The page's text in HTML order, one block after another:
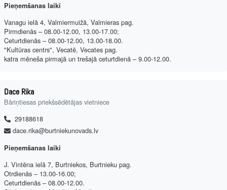
Pieņemšanas laiki
Vanagu ielā 4, Valmiermuižā, Valmieras pag.
Pirmdienās – 08.00-12.00, 13.00-17.00;
Ceturtdienās – 08.00-12.00, 13.00-18.00.
"Kultūras centrs", Vecatē, Vecates pag.
katra mēneša pirmajā un trešajā ceturtdienā – 9.00-12.00.
Dace Rika
Bāriņtiesas priekšsēdētājas vietniece
29188618
dace.rika@burtniekunovads.lv
Pieņemšanas laiki
J. Vintēna ielā 7, Burtniekos, Burtnieku pag.
Otrdienās – 13.00-16.00;
Ceturtdienās – 08.00-12.00.